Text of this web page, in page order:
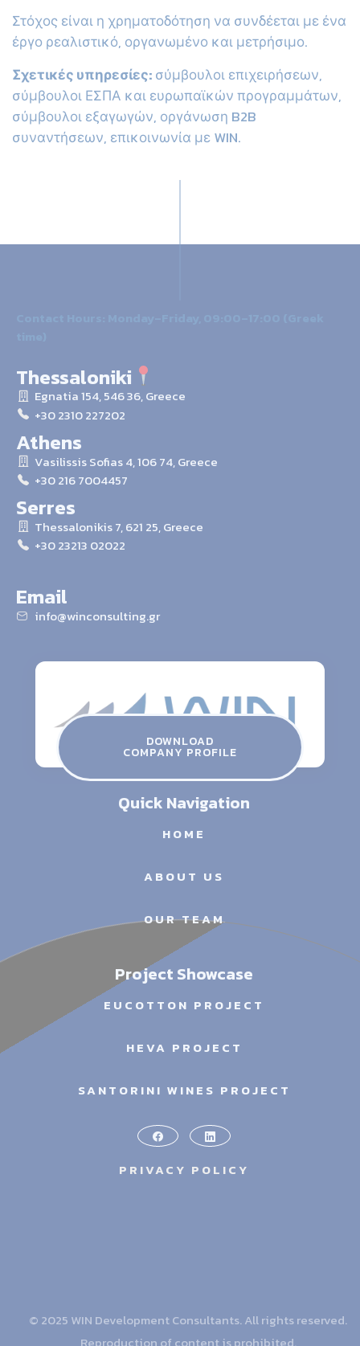
Στόχος είναι η χρηματοδότηση να συνδέεται με ένα
έργο ρεαλιστικό, οργανωμένο και μετρήσιμο.
Σχετικές υπηρεσίες:σύμβουλοι επιχειρήσεων,
σύμβουλοι ΕΣΠΑ και ευρωπαϊκών προγραμμάτων,
σύμβουλοι εξαγωγών, οργάνωση B2B
συναντήσεων, επικοινωνία με WIN.
Thessaloniki
Egnatia 154, 546 36, Greece
+30 2310 227202
Athens
Vasilissis Sofias 4, 106 74, Greece
+30 216 7004457
Serres
Thessalonikis 7, 621 25, Greece
+30 23213 02022
Email
info@winconsulting.gr
ATHENS THESSALONIKI SERRES
info@winconsulting.gr
DOWNLOAD
COMPANY PROFILE
Quick Navigation
HOME
ABOUT US
OUR TEAM
Project Showcase
EUCOTTON PROJECT
HEVA PROJECT
SANTORINI WINES PROJECT
PRIVACY POLICY
© 2025 WIN Development Consultants. All rights reserved.